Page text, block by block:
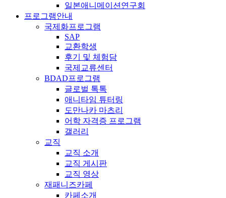
일본애니메이션연구회
프로그램안내
국제화프로그램
SAP
교환학생
후기 및 체험담
국제교류센터
BDAD프로그램
글로벌 톡톡
애니타임 튜터링
도만나카 마츠리
어학 자격증 프로그램
갤러리
교직
교직 소개
교직 게시판
교직 영상
재패니즈카페
카페소개